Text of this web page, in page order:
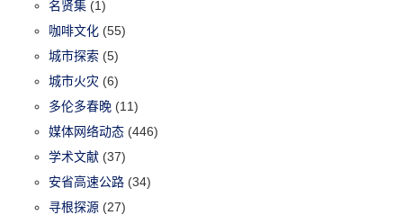
名贤集 (1)
咖啡文化 (55)
城市探索 (5)
城市火灾 (6)
多伦多春晚 (11)
媒体网络动态 (446)
学术文献 (37)
安省高速公路 (34)
寻根探源 (27)